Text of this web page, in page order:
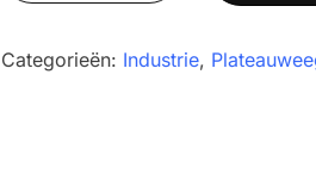
Categorieën: Industrie,